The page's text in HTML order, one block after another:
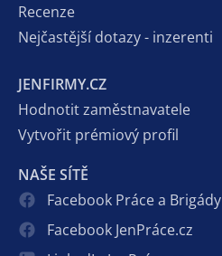
Recenze
Nejčastější dotazy - inzerenti
JENFIRMY.CZ
Hodnotit zaměstnavatele
Vytvořit prémiový profil
NAŠE SÍTĚ
Facebook Práce a Brigády
Facebook JenPráce.cz